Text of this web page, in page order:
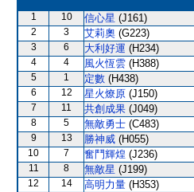
1 10 信心星 (J161)
2 3 艾莉奧 (G223)
3 6 大利好運 (H234)
4 4 風火恆雲 (H388)
5 1 定數 (H438)
6 12 星火燎原 (J150)
7 11 共創成果 (J049)
8 5 無敵勇士 (C483)
9 13 勝神威 (H055)
10 7 奮鬥輝煌 (J236)
11 8 無敵星 (J199)
12 14 高明力量 (H353)